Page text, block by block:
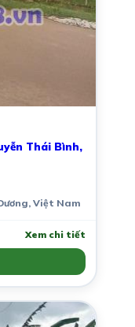
Thái Bình,
Việt Nam
Xem chi tiết